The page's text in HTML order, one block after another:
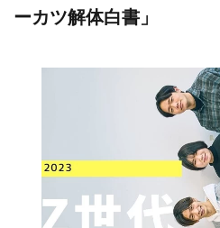
ーカツ解体白書」